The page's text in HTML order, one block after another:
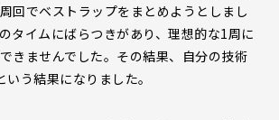
回でベストラップをまとめようとしまし
タイムにばらつきがあり、理想的な1周に
きませんでした。その結果、自分の技術
う結果になりました。